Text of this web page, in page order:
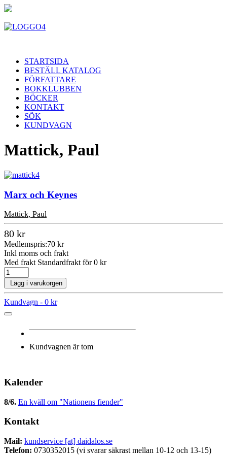
STARTSIDA
BESTÄLL KATALOG
FÖRFATTARE
BOKKLUBBEN
BÖCKER
KONTAKT
SÖK
KUNDVAGN
Mattick, Paul
Marx och Keynes
Mattick, Paul
80 kr
Medlemspris:70 kr
Inkl moms och frakt
Med frakt Standardfrakt för 0 kr
Lägg i varukorgen
Kundvagn - 0 kr
Kundvagnen är tom
Kalender
8/6. En kväll om "Nationens fiender"
Kontakt
Mail: kundservice [at] daidalos.se
Telefon: 0730352015 (vi svarar säkrast mellan 10-12 och 13-15)